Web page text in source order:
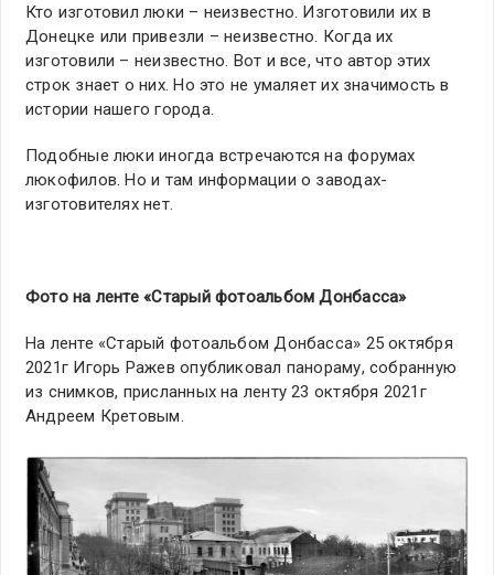
Кто изготовил люки – неизвестно. Изготовили их в
Донецке или привезли – неизвестно. Когда их
изготовили – неизвестно. Вот и все, что автор этих
строк знает о них. Но это не умаляет их значимость в
истории нашего города.
Подобные люки иногда встречаются на форумах
люкофилов. Но и там информации о заводах-
изготовителях нет.
Фото на ленте «Старый фотоальбом Донбасса»
На ленте «Старый фотоальбом Донбасса» 25 октября
2021г Игорь Ражев опубликовал панораму, собранную
из снимков, присланных на ленту 23 октября 2021г
Андреем Кретовым.